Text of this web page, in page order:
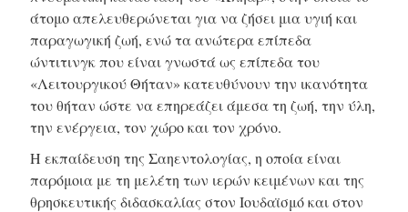
άτομο απελευθερώνεται για να ζήσει μια υγιή και
παραγωγική ζωή, ενώ τα ανώτερα επίπεδα
ώντιτινγκ που είναι γνωστά ως επίπεδα του
«Λειτουργικού Θήταν» κατευθύνουν την ικανότητα
του θήταν ώστε να επηρεάζει άμεσα τη ζωή, την ύλη,
την ενέργεια, τον χώρο και τον χρόνο.
Η εκπαίδευση της Σαηεντολογίας, η οποία είναι
παρόμοια με τη μελέτη των ιερών κειμένων και της
θρησκευτικής διδασκαλίας στον Ιουδαϊσμό και στον